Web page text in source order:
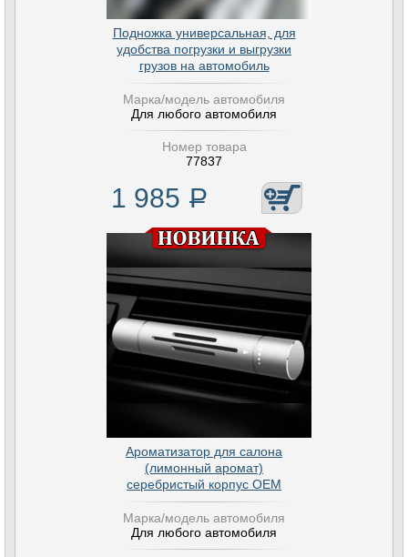
Подножка универсальная, для
удобства погрузки и выгрузки
грузов на автомобиль
Марка/модель автомобиля
Для любого автомобиля
Номер товара
77837
1 985 Р
Ароматизатор для салона
(лимонный аромат)
серебристый корпус OEM
Марка/модель автомобиля
Для любого автомобиля